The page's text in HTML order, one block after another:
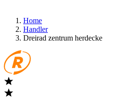
Home
Handler
Dreirad zentrum herdecke